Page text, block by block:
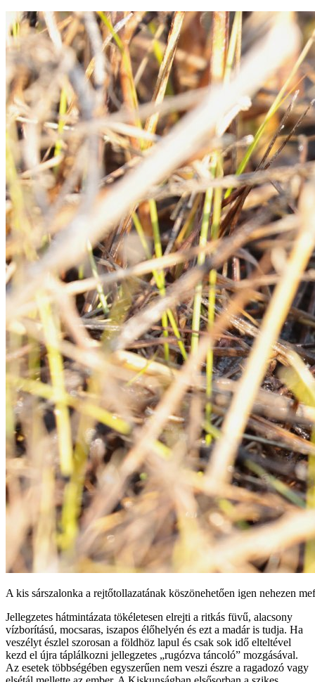
A kis sárszalonka a rejtőtollazatának köszönehetően igen nehezen
Jellegzetes hátmintázata tökéletesen elrejti a ritkás füvű, alacsony
vízborítású, mocsaras, iszapos élőhelyén és ezt a madár is tudja. Ha
veszélyt észlel szorosan a földhöz lapul és csak sok idő elteltével
kezd el újra táplálkozni jellegzetes „rugózva táncoló” mozgásával.
Az esetek többségében egyszerűen nem veszi észre a ragadozó vagy